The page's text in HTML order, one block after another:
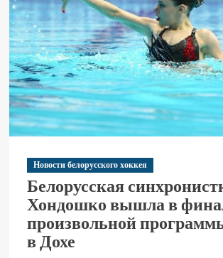
Новости белорусского хоккея
Белорусская
Хондошко вышла в
произвольной
в Дохе